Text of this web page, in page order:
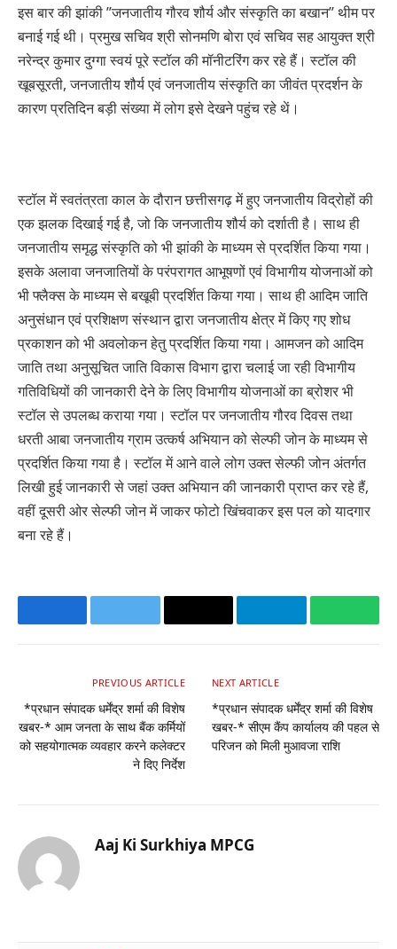
इस बार की झांकी ’’जनजातीय गौरव शौर्य और संस्कृति का बखान’’ थीम पर
बनाई गई थी। प्रमुख सचिव श्री सोनमणि बोरा एवं सचिव सह आयुक्त श्री
नरेन्द्र कुमार दुग्गा स्वयं पूरे स्टॉल की मॉनीटरिंग कर रहे हैं। स्टॉल की
खूबसूरती, जनजातीय शौर्य एवं जनजातीय संस्कृति का जीवंत प्रदर्शन के
कारण प्रतिदिन बड़ी संख्या में लोग इसे देखने पहुंच रहे थें।
स्टॉल में स्वतंत्रता काल के दौरान छत्तीसगढ़ में हुए जनजातीय विद्रोहों की
एक झलक दिखाई गई है, जो कि जनजातीय शौर्य को दर्शाती है। साथ ही
जनजातीय समृद्ध संस्कृति को भी झांकी के माध्यम से प्रदर्शित किया गया।
इसके अलावा जनजातियों के परंपरागत आभूषणों एवं विभागीय योजनाओं को
भी फ्लैक्स के माध्यम से बखूबी प्रदर्शित किया गया। साथ ही आदिम जाति
अनुसंधान एवं प्रशिक्षण संस्थान द्वारा जनजातीय क्षेत्र में किए गए शोध
प्रकाशन को भी अवलोकन हेतु प्रदर्शित किया गया। आमजन को आदिम
जाति तथा अनुसूचित जाति विकास विभाग द्वारा चलाई जा रही विभागीय
गतिविधियों की जानकारी देने के लिए विभागीय योजनाओं का ब्रोशर भी
स्टॉल से उपलब्ध कराया गया। स्टॉल पर जनजातीय गौरव दिवस तथा
धरती आबा जनजातीय ग्राम उत्कर्ष अभियान को सेल्फी जोन के माध्यम से
प्रदर्शित किया गया है। स्टॉल में आने वाले लोग उक्त सेल्फी जोन अंतर्गत
लिखी हुई जानकारी से जहां उक्त अभियान की जानकारी प्राप्त कर रहे हैं,
वहीं दूसरी ओर सेल्फी जोन में जाकर फोटो खिंचवाकर इस पल को यादगार
बना रहे हैं।
FacebookTwitter Email Telegram
PREVIOUS ARTICLE
*प्रधान संपादक धर्मेंद्र शर्मा की विशेष
खबर-* आम जनता के साथ बैंक कर्मियों
को सहयोगात्मक व्यवहार करने कलेक्टर
ने दिए निर्देश
NEXT ARTICLE
*प्रधान संपादक धर्मेंद्र शर्मा की विशेष
खबर-* सीएम कैंप कार्यालय की पहल से
परिजन को मिली मुआवजा राशि
Aaj Ki Surkhiya MPCG